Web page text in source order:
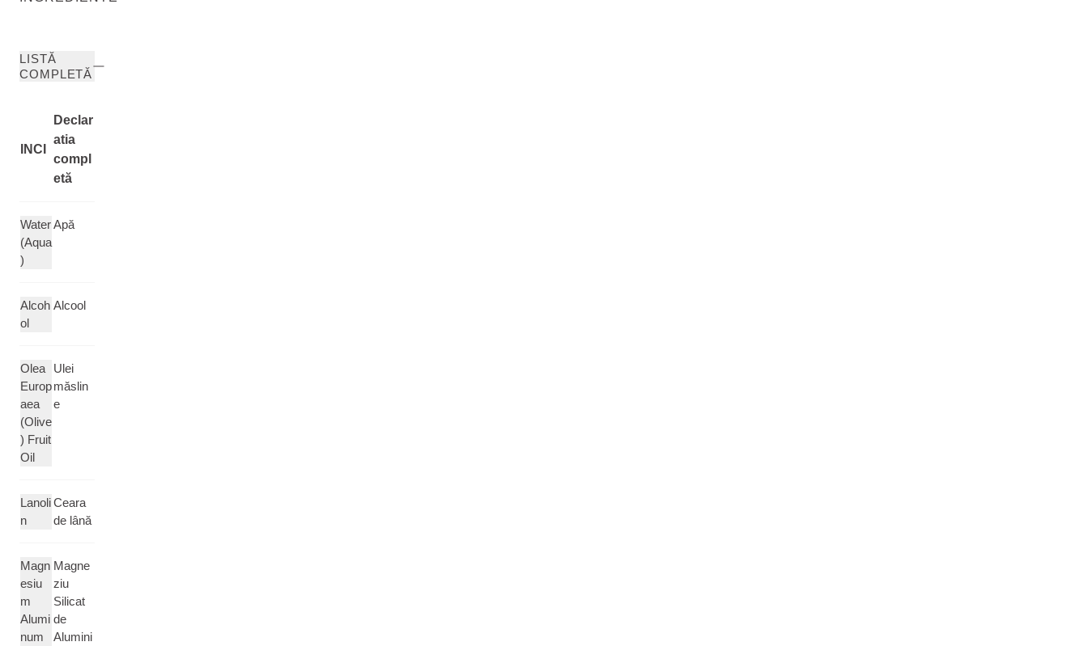
LISTĂ
COMPLETĂ
INCI
Declar
atia
compl
etă
Water
(Aqua
)
Apă
Alcoh
ol
Alcool
Olea
Europ
aea
(Olive
) Fruit
Oil
Ulei
măslin
e
Lanoli
n
Ceara
de lână
Magn
esiu
m
Alumi
num
Magne
ziu
Silicat
de
Alumini